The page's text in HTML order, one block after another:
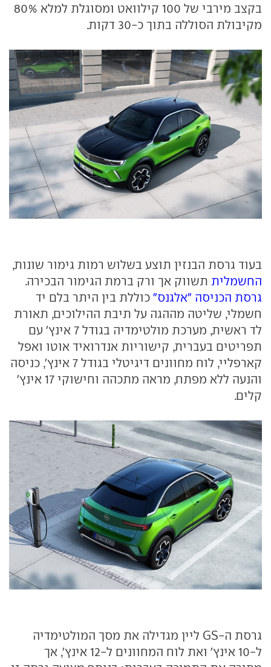
בקצב מירבי של 100 קילוואט ומסוגלת למלא 80%
מקיבולת הסוללה בתוך כ-30 דקות.
בעוד גרסת הבנזין תוצע בשלוש רמות גימור שונות,
החשמלית תשווק אך ורק ברמת הגימור הבכירה.
גרסת הכניסה "אלגנס" כוללת בין היתר בלם יד
חשמלי, שליטה מההגה על תיבת ההילוכים, תאורת
לד ראשית, מערכת מולטימדיה בגודל 7 אינץ' עם
תפריטים בעברית, קישוריות אנדרואיד אוטו ואפל
קארפליי, לוח מחוונים דיגיטלי בגודל 7 אינץ', כניסה
והנעה ללא מפתח, מראה מתכהה וחישוקי 17 אינץ'
קלים.
גרסת ה-GS ליין מגדילה את מסך המולטימדיה
ל-10 אינץ' ואת לוח המחוונים ל-12 אינץ', אך